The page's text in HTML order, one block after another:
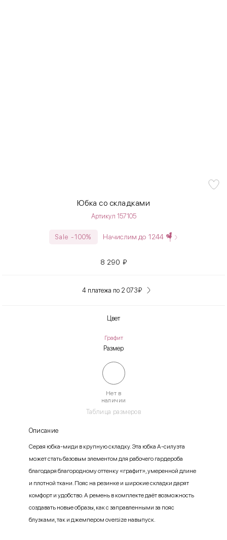
Юбка со складками
Артикул 157105
Sale -100% Начислим до 1244
8 290 ₽
4 платежа по 2 073₽
Цвет
Графит
Размер
Таблица размеров
Нет в
наличии
Описание
Серая юбка-миди в крупную складку. Эта юбка А-силуэта
может стать базовым элементом для рабочего гардероба
благодаря благородному оттенку «графит», умеренной длине
и плотной ткани. Пояс на резинке и широкие складки дарят
комфорт и удобство. А ремень в комплекте даёт возможность
создавать новые образы, как с заправленными за пояс
блузками, так и джемпером oversize навыпуск.